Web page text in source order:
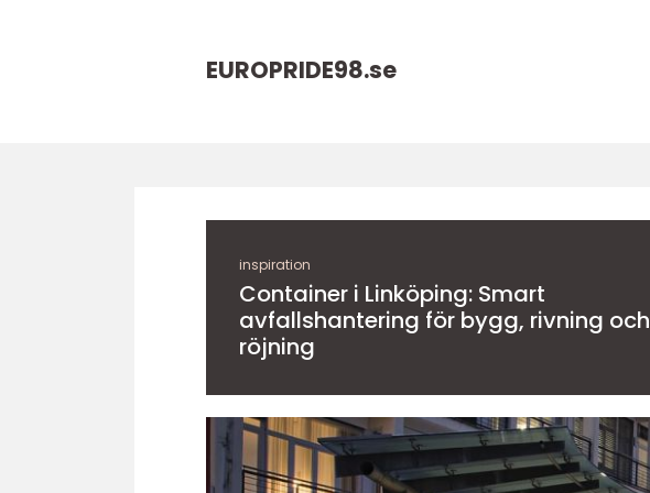
EUROPRIDE98.se
inspiration
Container i Linköping: Smart
avfallshantering för bygg, rivning och
röjning